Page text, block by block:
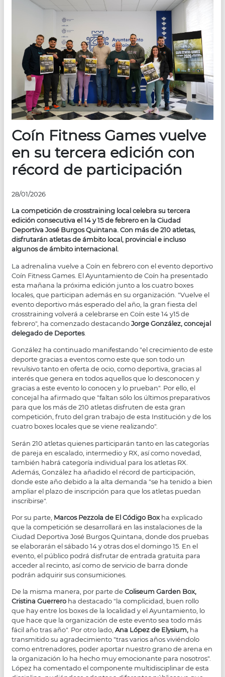
Coín Fitness Games vuelve
en su tercera edición con
récord de participación
28/01/2026
La competición de crosstraining local celebra su tercera
edición consecutiva el 14 y 15 de febrero en la Ciudad
Deportiva José Burgos Quintana. Con más de 210 atletas,
disfrutarán atletas de ámbito local, provincial e incluso
algunos de ámbito internacional.
La adrenalina vuelve a Coín en febrero con el evento deportivo
Coín Fitness Games. El Ayuntamiento de Coín ha presentado
esta mañana la próxima edición junto a los cuatro boxes
locales, que participan además en su organización. "Vuelve el
evento deportivo más esperado del año, la gran fiesta del
crosstraining volverá a celebrarse en Coín este 14 y15 de
febrero", ha comenzado destacandoJorge González, concejal
delegado de Deportes.
González ha continuado manifestando "el crecimiento de este
deporte gracias a eventos como este que son todo un
revulsivo tanto en oferta de ocio, como deportiva, gracias al
interés que genera en todos aquellos que lo desconocen y
gracias a este evento lo conocen y lo prueban". Por ello, el
concejal ha afirmado que "faltan sólo los últimos preparativos
para que los más de 210 atletas disfruten de esta gran
competición, fruto del gran trabajo de esta Institución y de los
cuatro boxes locales que se viene realizando".
Serán 210 atletas quienes participarán tanto en las categorías
de pareja en escalado, intermedio y RX, así como novedad,
también habrá categoría individual para los atletas RX.
Además, González ha añadido el récord de participación,
donde este año debido a la alta demanda "se ha tenido a bien
ampliar el plazo de inscripción para que los atletas puedan
inscribirse".
Por su parte, Marcos Pezzola de El Código Box ha explicado
que la competición se desarrollará en las instalaciones de la
Ciudad Deportiva José Burgos Quintana, donde dos pruebas
se elaborarán el sábado 14 y otras dos el domingo 15. En el
evento, el público podrá disfrutar de entrada gratuita para
acceder al recinto, así como de servicio de barra donde
podrán adquirir sus consumiciones.
De la misma manera, por parte deColiseum Garden Box,
Cristina Guerrero ha destacado "la complicidad, buen rollo
que hay entre los boxes de la localidad y el Ayuntamiento, lo
que hace que la organización de este evento sea todo más
fácil año tras año". Por otro lado, Ana López de Elysium, ha
transmitido su agradecimiento "tras varios años viviéndolo
como entrenadores, poder aportar nuestro grano de arena en
la organización lo ha hecho muy emocionante para nosotros".
López ha comentado el componente multidisciplinar de esta